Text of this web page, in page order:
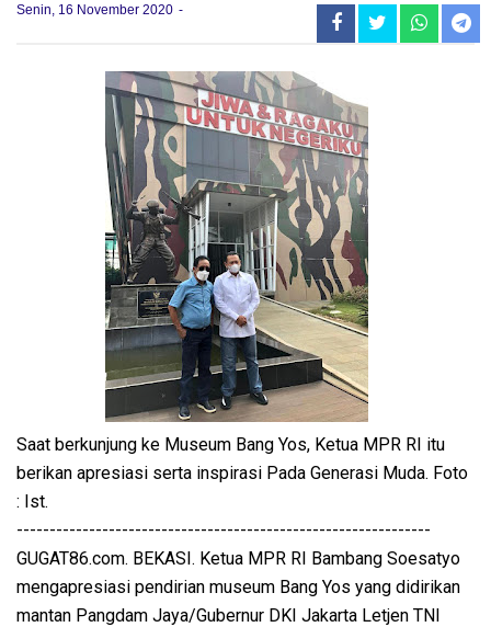
Senin, 16 November 2020
Saat berkunjung ke Museum Bang Yos, Ketua MPR RI itu
berikan apresiasi serta inspirasi Pada Generasi Muda. Foto
: Ist.
---------------------------------------------------------------
GUGAT86.com. BEKASI. Ketua MPR RI Bambang Soesatyo
mengapresiasi pendirian museum Bang Yos yang didirikan
mantan Pangdam Jaya/Gubernur DKI Jakarta Letjen TNI